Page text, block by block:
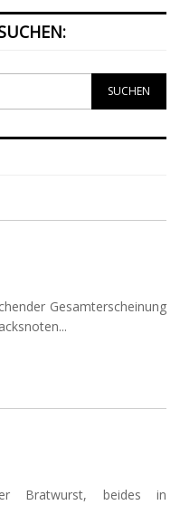
Gesamterscheinung
Bratwurst, beides in